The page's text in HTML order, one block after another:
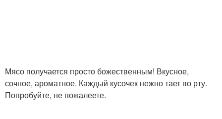
Мясо получается просто божественным! Вкусное,
сочное, ароматное. Каждый кусочек нежно тает во рту.
Попробуйте, не пожалеете.